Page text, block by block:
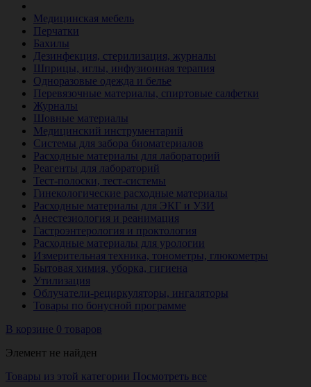
Медицинская мебель
Перчатки
Бахилы
Дезинфекция, стерилизация, журналы
Шприцы, иглы, инфузионная терапия
Одноразовые одежда и белье
Перевязочные материалы, спиртовые салфетки
Журналы
Шовные материалы
Медицинский инструментарий
Системы для забора биоматериалов
Расходные материалы для лабораторий
Реагенты для лабораторий
Тест-полоски, тест-системы
Гинекологические расходные материалы
Расходные материалы для ЭКГ и УЗИ
Анестезиология и реанимация
Гастроэнтерология и проктология
Расходные материалы для урологии
Измерительная техника, тонометры, глюкометры
Бытовая химия, уборка, гигиена
Утилизация
Облучатели-рециркуляторы, ингаляторы
Товары по бонусной программе
В корзине 0 товаров
Элемент не найден
Товары из этой категории Посмотреть все